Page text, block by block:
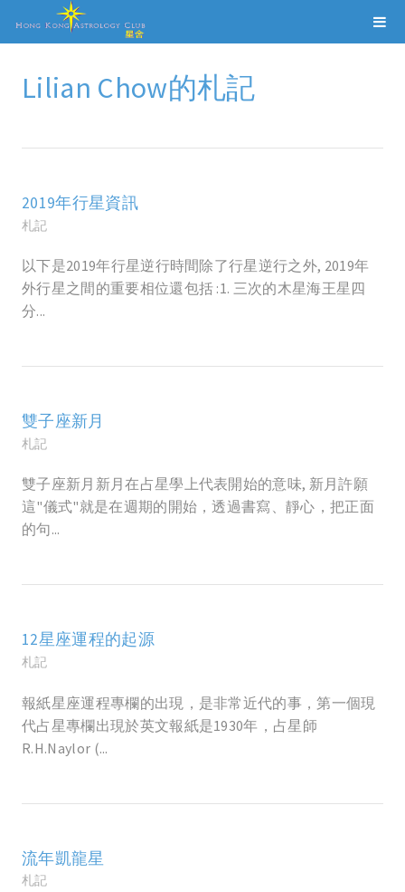
Lilian Chow的札記
2019年行星資訊
札記
以下是2019年行星逆行時間除了行星逆行之外, 2019年
外行星之間的重要相位還包括 :1. 三次的木星海王星四
分...
雙子座新月
札記
雙子座新月新月在占星學上代表開始的意味, 新月許願
這"儀式"就是在週期的開始，透過書寫、靜心，把正面
的句...
12星座運程的起源
札記
報紙星座運程專欄的出現，是非常近代的事，第一個現
代占星專欄出現於英文報紙是1930年，占星師
R.H.Naylor (...
流年凱龍星
札記